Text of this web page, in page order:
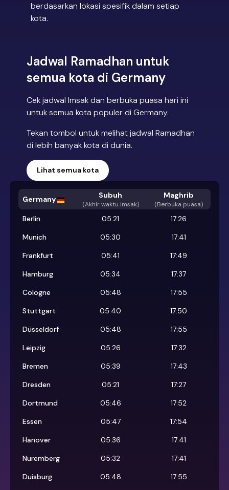
berdasarkan lokasi spesifik dalam setiap
kota.
Jadwal Ramadhan untuk
semua kota di Germany
Cek jadwal Imsak dan berbuka puasa hari ini
untuk semua kota populer di Germany.
Tekan tombol untuk melihat jadwal Ramadhan
di lebih banyak kota di dunia.
Lihat semua kota
Germany Subuh
(Akhir waktu Imsak)
Maghrib
(Berbuka puasa)
Berlin 05:21
17:26
Munich
05:30
17:41
Frankfurt
05:41
17:49
Hamburg
05:34
17:37
Cologne
05:48
17:55
Stuttgart
05:40
17:50
Düsseldorf
05:48
17:55
Leipzig
05:26
17:32
Bremen
05:39
17:43
Dresden
05:21
17:27
Dortmund
05:46
17:52
Essen
05:47
17:54
Hanover
05:36
17:41
Nuremberg
05:32
17:41
Duisburg
05:48
17:55